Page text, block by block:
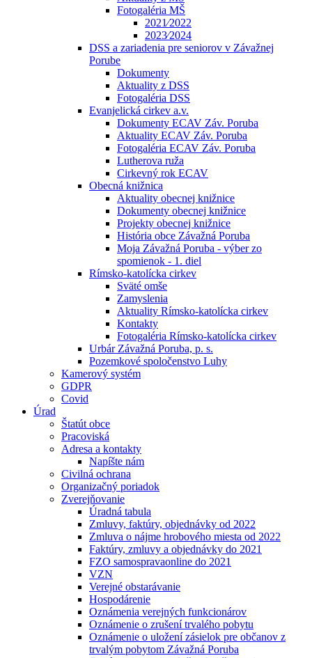
Fotogaléria MŠ
2021⁄2022
2023⁄2024
DSS a zariadenia pre seniorov v Závažnej
Porube
Dokumenty
Aktuality z DSS
Fotogaléria DSS
Evanjelická cirkev a.v.
Dokumenty ECAV Záv. Poruba
Aktuality ECAV Záv. Poruba
Fotogaléria ECAV Záv. Poruba
Lutherova ruža
Cirkevný rok ECAV
Obecná knižnica
Aktuality obecnej knižnice
Dokumenty obecnej knižnice
Projekty obecnej knižnice
História obce Závažná Poruba
Moja Závažná Poruba - výber zo
spomienok - 1. diel
Rímsko-katolícka cirkev
Sväté omše
Zamyslenia
Aktuality Rímsko-katolícka cirkev
Kontakty
Fotogaléria Rímsko-katolícka cirkev
Urbár Závažná Poruba, p. s.
Pozemkové spoločenstvo Luhy
Kamerový systém
GDPR
Covid
Úrad
Štatút obce
Pracoviská
Adresa a kontakty
Napíšte nám
Civilná ochrana
Organizačný poriadok
Zverejňovanie
Úradná tabula
Zmluvy, faktúry, objednávky od 2022
Zmluva o nájme hrobového miesta od 2022
Faktúry, zmluvy a objednávky do 2021
FZO samospravaonline do 2021
VZN
Verejné obstarávanie
Hospodárenie
Oznámenia verejných funkcionárov
Oznámenie o zrušení trvalého pobytu
Oznámenie o uložení zásielok pre občanov z
trvalým pobytom Závažná Poruba